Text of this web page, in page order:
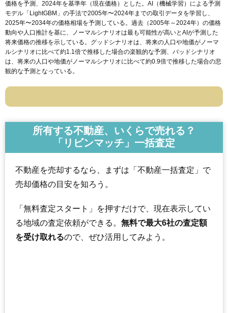
価格を予測、2024年を基準年（現在価格）とした。AI（機械学習）による予測
モデル「LightGBM」の手法で2005年〜2024年までの取引データを学習し、
2025年〜2034年の価格相場を予測している。過去（2005年～2024年）の価格
動向や人口推計を基に、ノーマルシナリオは最も可能性が高いとAIが予測した
将来価格の推移を示している。グッドシナリオは、将来の人口や地価がノーマ
ルシナリオに比べて約1.1倍で推移した場合の楽観的な予測、バッドシナリオ
は、将来の人口や地価がノーマルシナリオに比べて約0.9倍で推移した場合の悲
観的な予測となっている。
所有する不動産、いくらで売れる？
「リビンマッチ」一括査定
不動産を売却するなら、まずは「不動産一括査定」で
売却価格の目安を知ろう。
「無料査定スタート」を押すだけで、現在表示してい
る地域の査定依頼ができる。 無料で最大6社の査定額
を受け取れるので、ぜひ活用してみよう。